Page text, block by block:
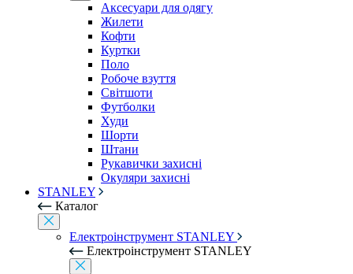
Аксесуари для одягу
Жилети
Кофти
Куртки
Поло
Робоче взуття
Світшоти
Футболки
Худи
Шорти
Штани
Рукавички захисні
Окуляри захисні
STANLEY
Каталог
Електроінструмент STANLEY
Електроінструмент STANLEY